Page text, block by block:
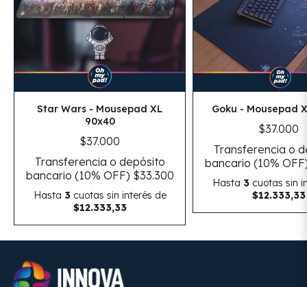
Star Wars - Mousepad XL
90x40
$37.000
Transferencia o depósito
bancario (10% OFF) $33.300
Hasta 3cuotas sin interés de
$12.333,33
Goku - Mousepad
$37.000
Transferencia o
bancario (10%
Hasta 3cuotas sin
$12.333,33